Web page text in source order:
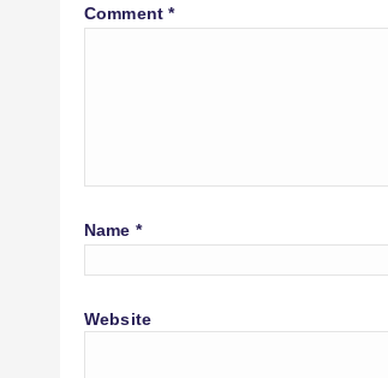
Comment*
Name *
Website